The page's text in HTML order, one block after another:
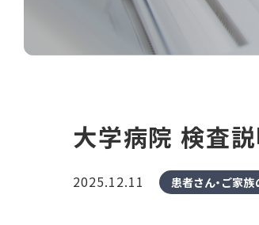
大学病院 検査説
2025.12.11 患者さん・ご家